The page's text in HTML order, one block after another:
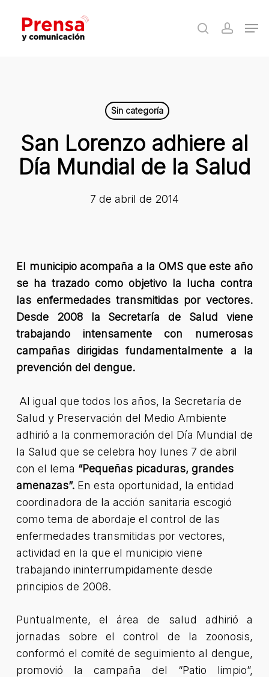
main
search
Sin categoría
San Lorenzo adhiere al
Día Mundial de la Salud
7 de abril de 2014
El municipio acompaña a la OMS que este año
se ha trazado como objetivo la lucha contra
las enfermedades transmitidas por vectores.
Desde 2008 la Secretaría de Salud viene
trabajando intensamente con numerosas
campañas dirigidas fundamentalmente a la
prevención del dengue.
Al igual que todos los años, la Secretaría de
Salud y Preservación del Medio Ambiente
adhirió a la conmemoración del Día Mundial de
la Salud que se celebra hoy lunes 7 de abril
con el lema “Pequeñas picaduras, grandes
amenazas”.En esta oportunidad, la entidad
coordinadora de la acción sanitaria escogió
como tema de abordaje el control de las
enfermedades transmitidas por vectores,
actividad en la que el municipio viene
trabajando ininterrumpidamente desde
principios de 2008.
Puntualmente, el área de salud adhirió a
jornadas sobre el control de la zoonosis,
conformó el comité de seguimiento al dengue,
promovió la campaña del “Patio limpio”,